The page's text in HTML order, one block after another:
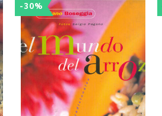
-30%